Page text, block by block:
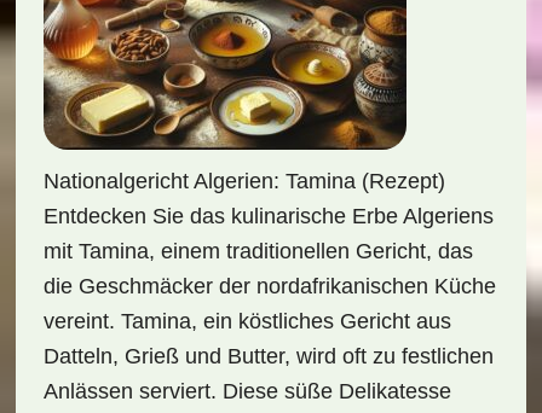
Nationalgericht Algerien: Tamina (Rezept)
Entdecken Sie das kulinarische Erbe Algeriens
mit Tamina, einem traditionellen Gericht, das
die Geschmäcker der nordafrikanischen Küche
vereint. Tamina, ein köstliches Gericht aus
Datteln, Grieß und Butter, wird oft zu festlichen
Anlässen serviert. Diese süße Delikatesse